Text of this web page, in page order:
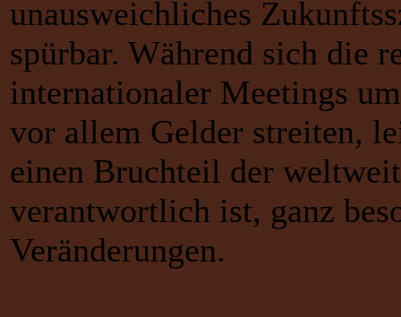
unausweichliches
spürbar. Während sich die
internationaler Meetings
vor allem Gelder streiten,
einen Bruchteil der
verantwortlich ist, ganz
Veränderungen.